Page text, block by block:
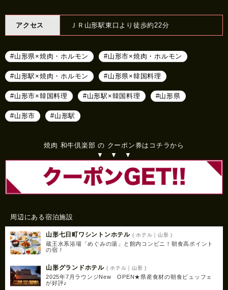
アクセス ＪＲ山形駅東口より徒歩約22分
#山形県×焼肉・ホルモン #山形市×焼肉・ホルモン
#山形駅×焼肉・ホルモン #山形県×韓国料理
#山形市×韓国料理 #山形駅×韓国料理 #山形県
#山形市 #山形駅
焼肉 和牛倶楽部 の クーポン券はコチラから
▼ ▼ ▼
周辺にある宿泊施設
山形七日町ワシントンホテル( ホテル｜山形 )
蔵王水系浴場「めぐみの湯」と館内コンビニ！朝食高ポイント
の宿！
山形グランドホテル( ホテル｜山形 )
2025年7月ラウンジNew OPEN★県産食材の朝食ビュッフェ
が好評♪